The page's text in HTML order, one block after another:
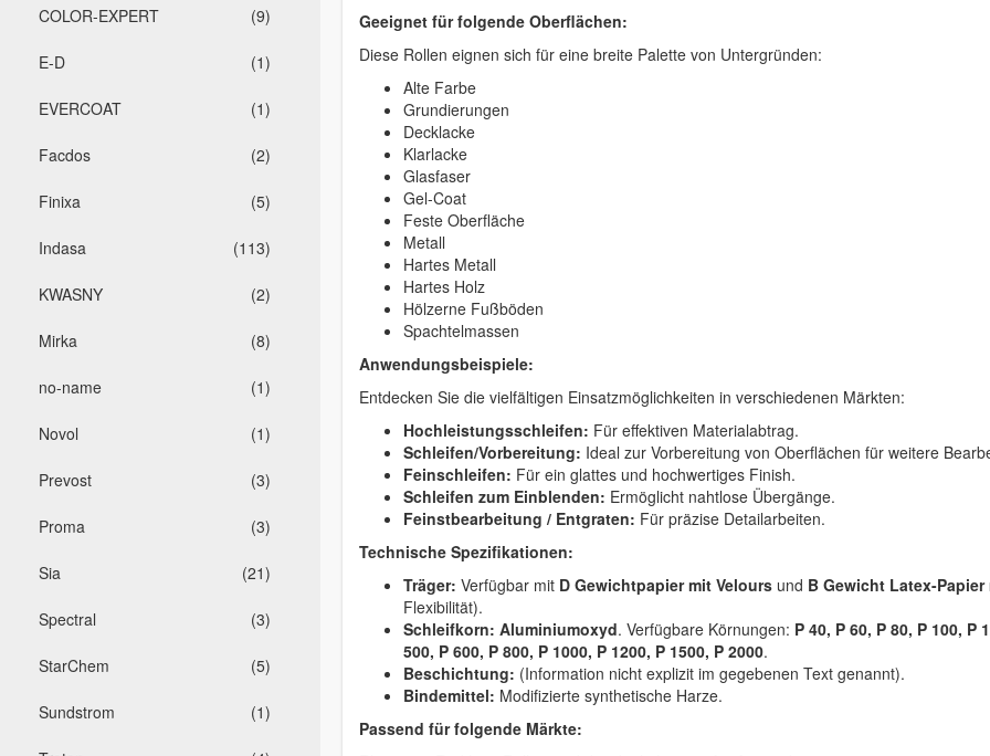
(9)
COLOR-EXPERT
(1)
E-D
(1)
EVERCOAT
(2)
Facdos
(5)
Finixa
(113)
Indasa
(2)
KWASNY
(8)
Mirka
(1)
no-name
(1)
Novol
(3)
Prevost
(3)
Proma
(21)
Sia
(3)
Spectral
(5)
StarChem
(1)
Sundstrom
Geeignet für folgende Oberflächen:
Diese Rollen eignen sich für eine breite Palette von Untergründen:
Alte Farbe
Grundierungen
Decklacke
Klarlacke
Glasfaser
Gel-Coat
Feste Oberfläche
Metall
Hartes Metall
Hartes Holz
Hölzerne Fußböden
Spachtelmassen
Anwendungsbeispiele:
Entdecken Sie die vielfältigen Einsatzmöglichkeiten in verschiedenen Märkten:
Hochleistungsschleifen: Für effektiven Materialabtrag.
Schleifen/Vorbereitung: Ideal zur Vorbereitung von Oberflächen für weitere
Feinschleifen: Für ein glattes und hochwertiges Finish.
Schleifen zum Einblenden: Ermöglicht nahtlose Übergänge.
Feinstbearbeitung / Entgraten: Für präzise Detailarbeiten.
Technische Spezifikationen:
Träger: Verfügbar mit D Gewichtpapier mit Velours und B Gewicht Latex-
Flexibilität).
Schleifkorn: Aluminiumoxyd. Verfügbare Körnungen: P 40, P 60, P 80, P 100, P
500, P 600, P 800, P 1000, P 1200, P 1500, P 2000.
Beschichtung: (Information nicht explizit im gegebenen Text genannt).
Bindemittel: Modifizierte synthetische Harze.
Passend für folgende Märkte: